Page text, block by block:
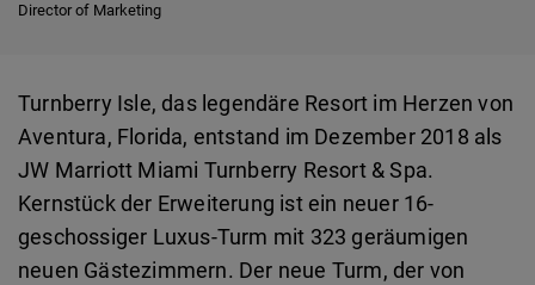
Director of Marketing
Turnberry Isle, das legendäre Resort im Herzen von
Aventura, Florida, entstand im Dezember 2018 als
JW Marriott Miami Turnberry Resort & Spa.
Kernstück der Erweiterung ist ein neuer 16-
geschossiger Luxus-Turm mit 323 geräumigen
neuen Gästezimmern. Der neue Turm, der von